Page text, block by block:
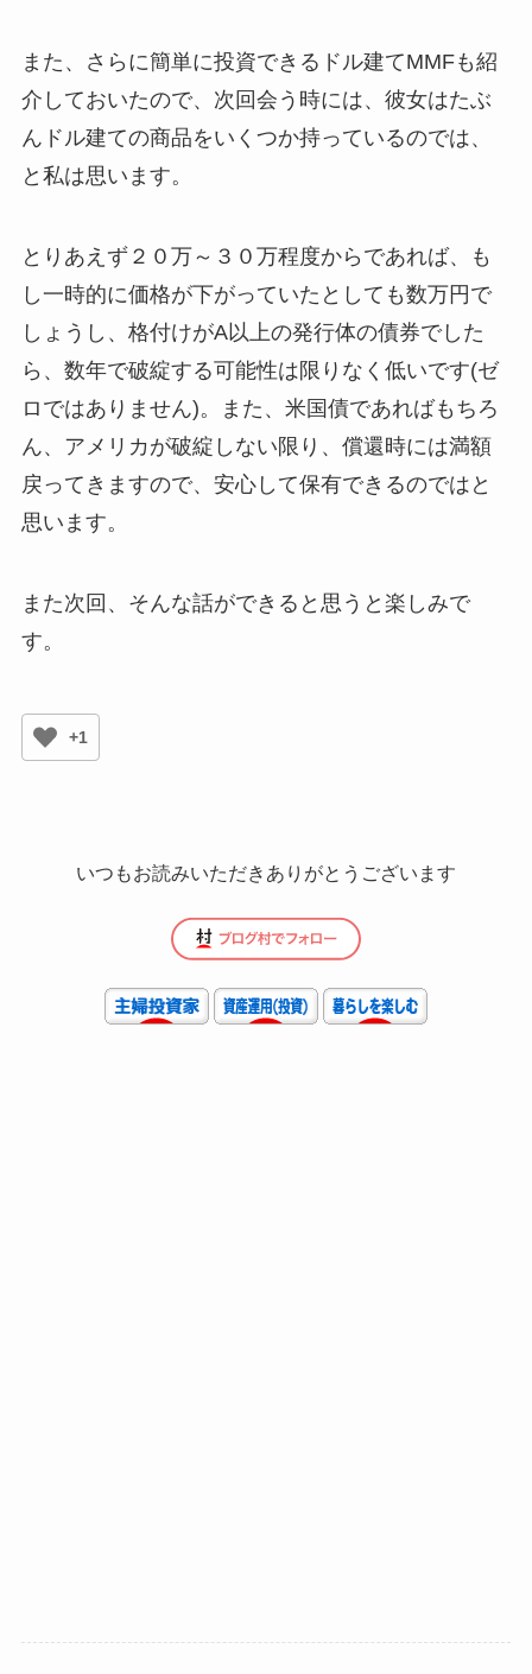
また、さらに簡単に投資できるドル建てMMFも紹
介しておいたので、次回会う時には、彼女はたぶ
んドル建ての商品をいくつか持っているのでは、
と私は思います。
とりあえず２０万～３０万程度からであれば、も
し一時的に価格が下がっていたとしても数万円で
しょうし、格付けがA以上の発行体の債券でした
ら、数年で破綻する可能性は限りなく低いです(ゼ
ロではありません)。また、米国債であればもちろ
ん、アメリカが破綻しない限り、償還時には満額
戻ってきますので、安心して保有できるのではと
思います。
また次回、そんな話ができると思うと楽しみで
す。
+1
いつもお読みいただきありがとうございます